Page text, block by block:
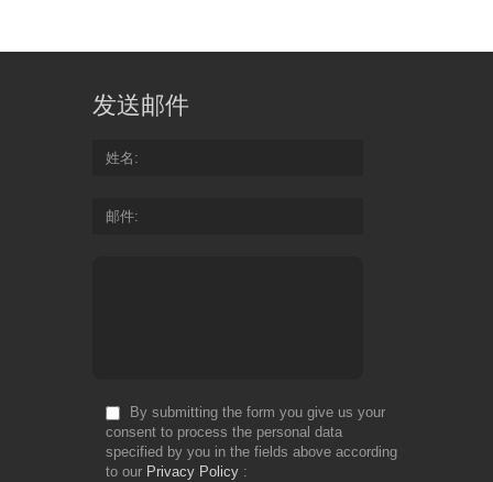
发送邮件
姓名
邮件
By submitting the form you give us your
consent to process the personal data
specified by you in the fields above according
to our Privacy Policy